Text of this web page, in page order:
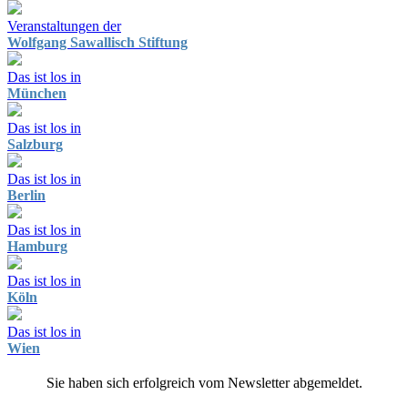
Veranstaltungen der
Wolfgang Sawallisch Stiftung
Das ist los in
München
Das ist los in
Salzburg
Das ist los in
Berlin
Das ist los in
Hamburg
Das ist los in
Köln
Das ist los in
Wien
Sie haben sich erfolgreich vom Newsletter abgemeldet.